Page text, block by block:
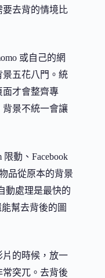
去背的情境比
或自己的網
景五花八門。統
面才會整齊專
背景不統一會讓
限動、Facebook
品從原本的背景
動處理是最快的
幫去背後的圖
片的時候，放一
突兀。去背後